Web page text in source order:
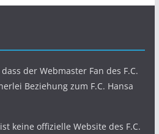
der Webmaster Fan des F.C.
Beziehung zum F.C. Hansa
keine offizielle Website des F.C.